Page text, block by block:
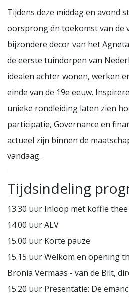
Tijdens deze middag en avond
oorsprong én toekomst van de
bijzondere decor van het
de eerste tuindorpen van
idealen achter wonen, werken
einde van de 19e eeuw.
unieke rondleiding laten zien
participatie, Governance en
actueel zijn binnen de
vandaag.
Tijdsindeling
13.30 uur Inloop met koffie
14.00 uur ALV
15.00 uur Korte pauze
15.15 uur Welkom en opening
Bronia Vermaas - van de Bilt,
15.20 uur Presentatie: De